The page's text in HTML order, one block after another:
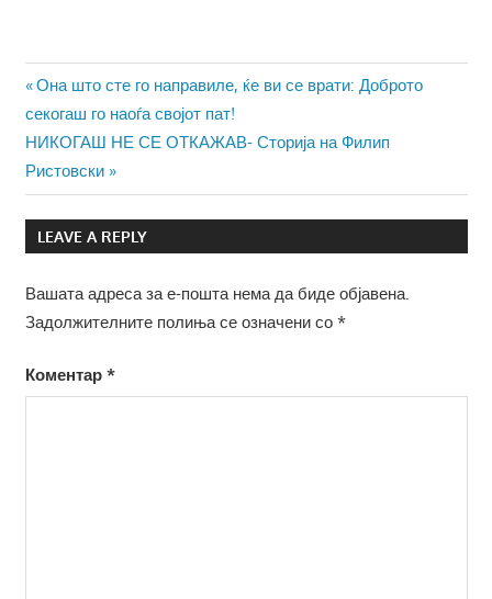
Навигација
на
напис
Previous
Post:
Она што сте го направиле, ќе ви се врати: Доброто
секогаш го наоѓа својот пат!
Next
Post:
НИКОГАШ НЕ СЕ ОТКАЖАВ- Сторија на Филип
Ристовски
LEAVE A REPLY
Вашата адреса за е-пошта нема да биде објавена.
Задолжителните полиња се означени со *
Коментар *